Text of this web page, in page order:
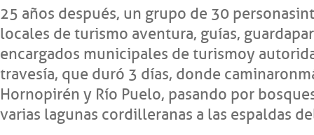
25 años después, un grupo de 30 personas
locales de turismo aventura, guías,
encargados municipales de turismo y
travesía, que duró 3 días, donde caminaron
Hornopirén y Río Puelo, pasando por
varias lagunas cordilleranas a las espaldas